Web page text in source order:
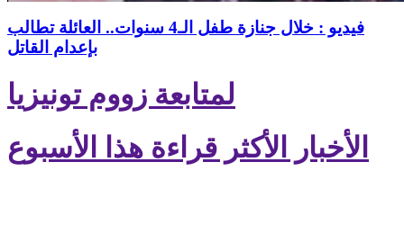
فيديو : خلال جنازة طفل الـ4 سنوات.. العائلة تطالب
بإعدام القاتل
لمتابعة زووم تونيزيا
الأخبار الأكثر قراءة هذا الأسبوع